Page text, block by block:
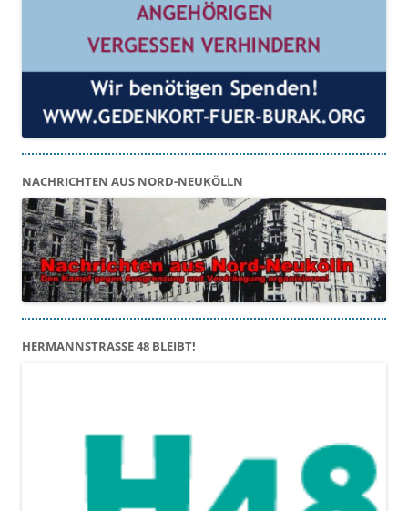
NACHRICHTEN AUS NORD-NEUKÖLLN
HERMANNSTRASSE 48 BLEIBT!